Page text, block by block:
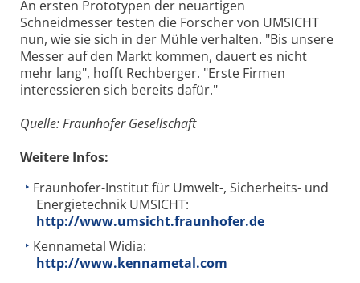
An ersten Prototypen der neuartigen
Schneidmesser testen die Forscher von UMSICHT
nun, wie sie sich in der Mühle verhalten. "Bis unsere
Messer auf den Markt kommen, dauert es nicht
mehr lang", hofft Rechberger. "Erste Firmen
interessieren sich bereits dafür."
Quelle: Fraunhofer Gesellschaft
Weitere Infos:
Fraunhofer-Institut für Umwelt-, Sicherheits- und
Energietechnik UMSICHT:
http://www.umsicht.fraunhofer.de
Kennametal Widia:
http://www.kennametal.com